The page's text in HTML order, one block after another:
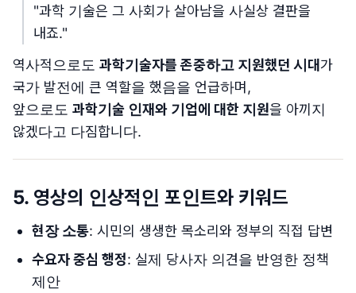
"과학 기술은 그 사회가 살아남을 사실상 결판을
내죠."
역사적으로도 과학기술자를 존중하고 지원했던 시대가
국가 발전에 큰 역할을 했음을 언급하며,
앞으로도 과학기술 인재와 기업에 대한 지원을 아끼지
않겠다고 다짐합니다.
5. 영상의 인상적인 포인트와 키워드
현장 소통: 시민의 생생한 목소리와 정부의 직접 답변
수요자 중심 행정: 실제 당사자 의견을 반영한 정책
제안